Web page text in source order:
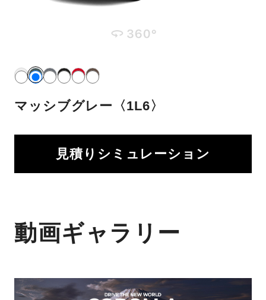
マッシブグレー〈1L6〉
見積りシミュレーション
動画ギャラリー